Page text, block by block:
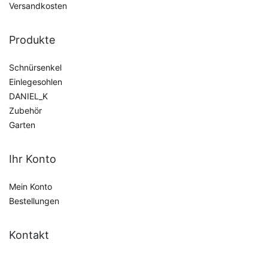
Versandkosten
Produkte
Schnürsenkel
Einlegesohlen
DANIEL_K
Zubehör
Garten
Ihr Konto
Mein Konto
Bestellungen
Kontakt